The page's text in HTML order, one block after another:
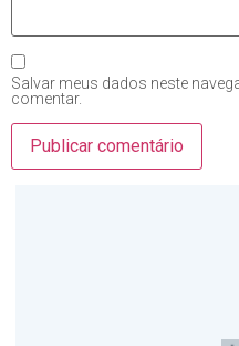
Salvar meus dados neste
comentar.